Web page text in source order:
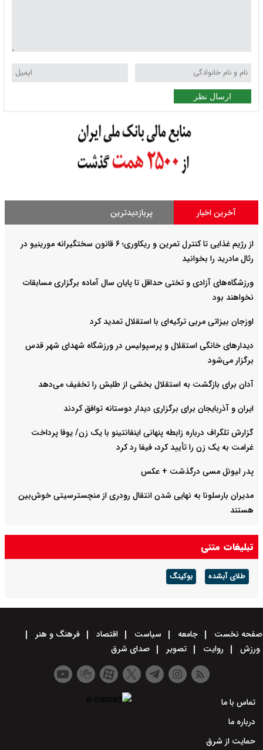
ارسال نظر
آخرین اخبار پربازدیدترین
از رژیم غذایی تا کنترل تمرین و ریکاوری؛ ۶ قانون سختگیرانه مورینیو در
رئال مادرید را بخوانید
ورزشگاه‌های آزادی و تختی حداقل تا پایان سال آماده برگزاری مسابقات
نخواهند بود
اوزجان بیزاتی مربی ترکیه‌ای با استقلال تمدید کرد
دیدارهای خانگی استقلال و پرسپولیس در ورزشگاه شهدای شهر قدس
برگزار می‌شود
آدان برای بازگشت به استقلال بخشی از طلبش را تخفیف می‌دهد
ایران و آذربایجان برای برگزاری دیدار دوستانه توافق کردند
گزارش تلگراف درباره زابطه پنهانی اینفانتینو با یک زن/ یوفا پرداخت
غرامت به یک زن را تأیید کرد، فیفا رد کرد
پدر لیونل مسی درگذشت + عکس
مدیران بارسلونا به نهایی شدن انتقال رودری از منچسترسیتی خوش‌بین
هستند
برگزاری بازی‌های لیگ برتر فوتبال با تماشاگر
تبلیغات متنی
طلای آبشده بوکینگ
صفحه نخست جامعه سیاست اقتصاد
فرهنگ و هنر
ورزش
روایت تصویر صدای شرق
تماس با ما
درباره ما
حمایت از شرق